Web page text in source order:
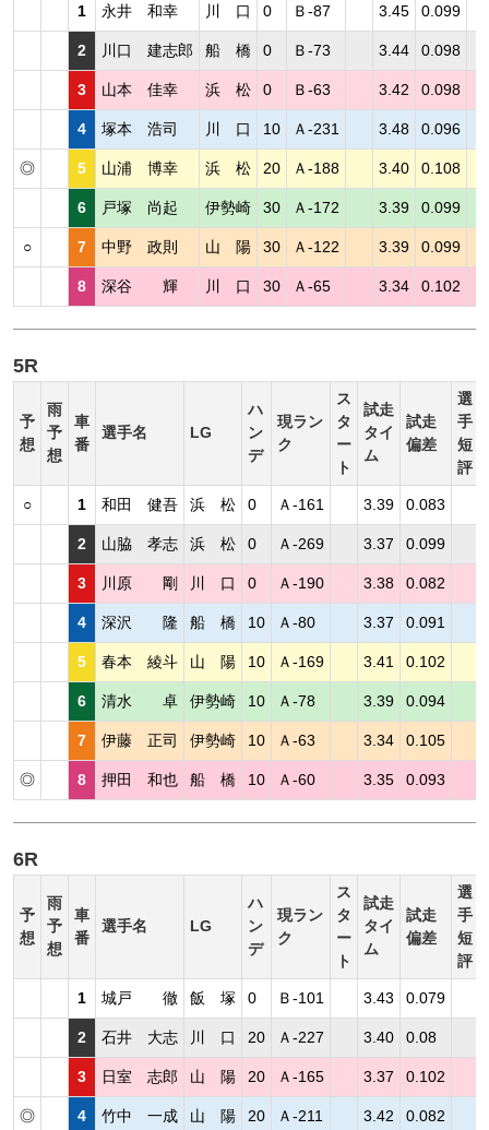
1 永井 和幸 川 口 0 Ｂ-87 3.45 0.099
2 川口 建志郎 船 橋 0 Ｂ-73 3.44 0.098
3 山本 佳幸 浜 松 0 Ｂ-63 3.42 0.098
4 塚本 浩司 川 口 10 Ａ-231 3.48 0.096
◎ 5 山浦 博幸 浜 松 20 Ａ-188 3.40 0.108
6 戸塚 尚起 伊勢崎 30 Ａ-172 3.39 0.099
○ 7 中野 政則 山 陽 30 Ａ-122 3.39 0.099
8 深谷 輝 川 口 30 Ａ-65 3.34 0.102
5R
予
想
雨
予
想
車
番
選手名 LG
ハ
ン
デ
現ラン
ク
ス
タ
ー
ト
試走
タイ
ム
試走
偏差
選
手
短
評
○ 1 和田 健吾 浜 松 0 Ａ-161 3.39 0.083
2 山脇 孝志 浜 松 0 Ａ-269 3.37 0.099
3 川原 剛 川 口 0 Ａ-190 3.38 0.082
4 深沢 隆 船 橋 10 Ａ-80 3.37 0.091
5 春本 綾斗 山 陽 10 Ａ-169 3.41 0.102
6 清水 卓 伊勢崎 10 Ａ-78 3.39 0.094
7 伊藤 正司 伊勢崎 10 Ａ-63 3.34 0.105
◎ 8 押田 和也 船 橋 10 Ａ-60 3.35 0.093
6R
予
想
雨
予
想
車
番
選手名 LG
ハ
ン
デ
現ラン
ク
ス
タ
ー
ト
試走
タイ
ム
試走
偏差
選
手
短
評
1 城戸 徹 飯 塚 0 Ｂ-101 3.43 0.079
2 石井 大志 川 口 20 Ａ-227 3.40 0.08
3 日室 志郎 山 陽 20 Ａ-165 3.37 0.102
◎ 4 竹中 一成 山 陽 20 Ａ-211 3.42 0.082